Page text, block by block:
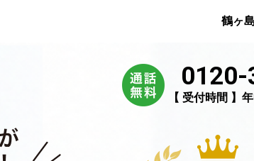
鶴ヶ
【 受付時間 】